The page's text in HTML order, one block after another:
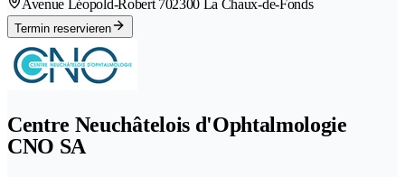
Avenue Léopold-Robert 702300 La Chaux-de-Fonds
Termin reservieren
Centre Neuchâtelois d'Ophtalmologie
CNO SA